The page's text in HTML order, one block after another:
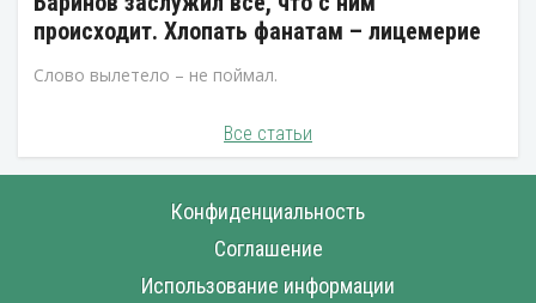
происходит. Хлопать фанатам – лицемерие
Слово вылетело – не поймал.
Все статьи
Конфиденциальность
Соглашение
Использование информации